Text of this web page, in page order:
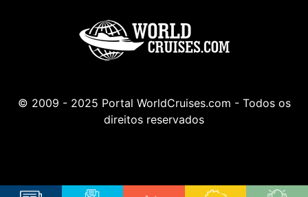
© 2009 - 2025 Portal WorldCruises.com - Todos os
direitos reservados